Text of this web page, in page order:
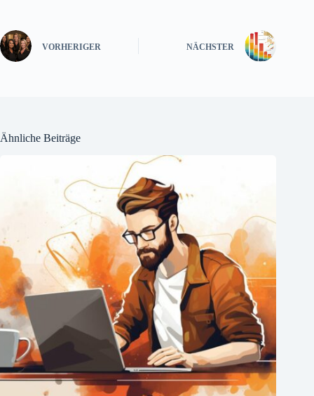
VORHERIGER NÄCHSTER
Ähnliche Beiträge